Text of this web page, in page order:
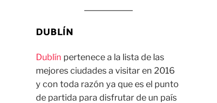
DUBLÍN
Dublín pertenece a la lista de las
mejores ciudades a visitar en 2016
y con toda razón ya que es el punto
de partida para disfrutar de un país